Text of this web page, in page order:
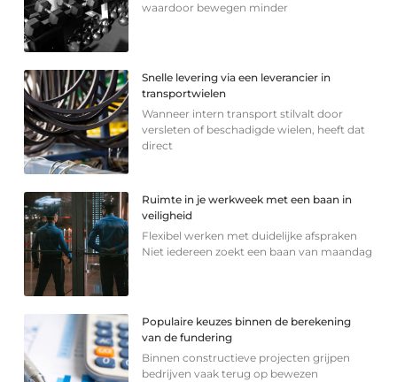
waardoor bewegen minder
Snelle levering via een leverancier in
transportwielen
Wanneer intern transport stilvalt door
versleten of beschadigde wielen, heeft dat
direct
Ruimte in je werkweek met een baan in
veiligheid
Flexibel werken met duidelijke afspraken
Niet iedereen zoekt een baan van maandag
Populaire keuzes binnen de berekening
van de fundering
Binnen constructieve projecten grijpen
bedrijven vaak terug op bewezen